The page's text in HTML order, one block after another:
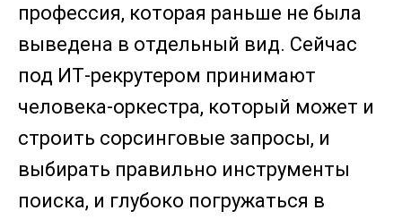
профессия, которая раньше не была
выведена в отдельный вид. Сейчас
под ИТ-рекрутером принимают
человека-оркестра, который может и
строить сорсинговые запросы, и
выбирать правильно инструменты
поиска, и глубоко погружаться в